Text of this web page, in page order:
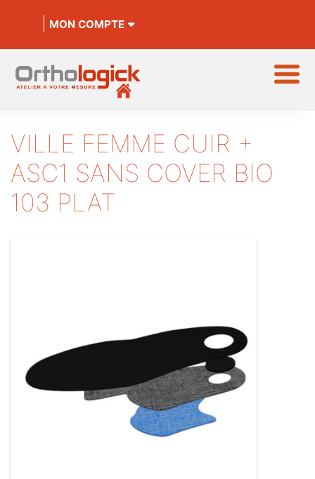
MON COMPTE
VILLE FEMME CUIR +
ASC1 SANS COVER BIO
103 PLAT